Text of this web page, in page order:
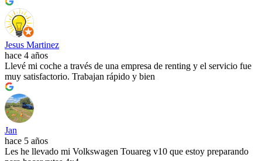
Jesus Martinez
hace 4 años
Llevé mi coche a través de una empresa de renting y el servicio fue
muy satisfactorio. Trabajan rápido y bien
Jan
hace 5 años
Les he llevado mi Volkswagen Touareg v10 que estoy preparando